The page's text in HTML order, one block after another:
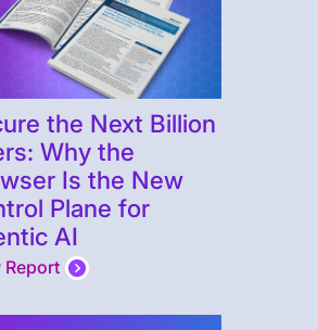
the Next Billion
Why the
Is the New
Plane for
AI
Report